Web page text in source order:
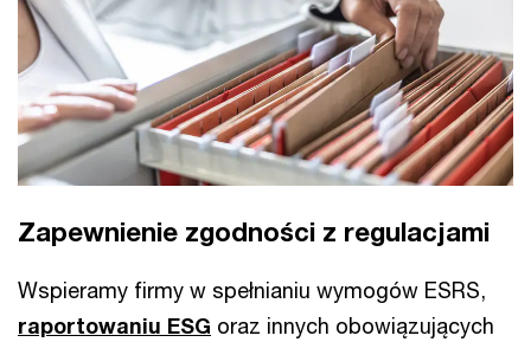
Zapewnienie zgodności z regulacjami
Wspieramy firmy w spełnianiu wymogów ESRS,
raportowaniu ESG oraz innych obowiązujących